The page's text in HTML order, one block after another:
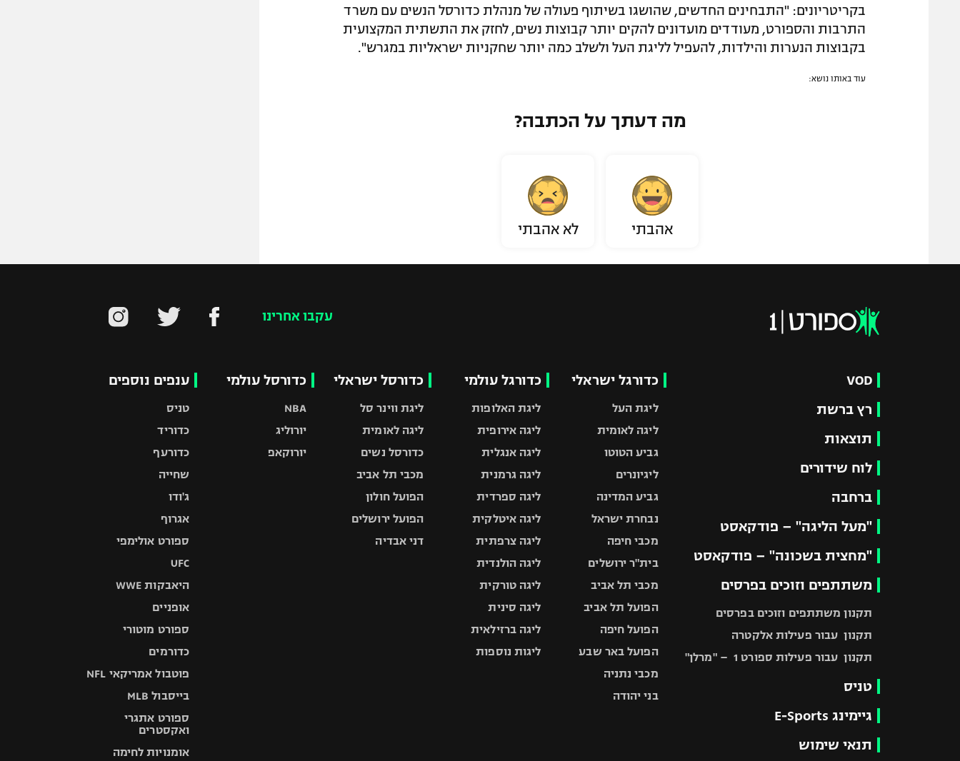
בקריטריונים: "התבחינים החדשים, שהושגו בשיתוף פעולה של מנהלת כדורסל הנשים עם משרד
התרבות והספורט, מעודדים מועדונים להקים יותר קבוצות נשים, לחזק את התשתית המקצועית
בקבוצות הנערות והילדות, להעפיל לליגת העל ולשלב כמה יותר שחקניות ישראליות במגרש".
עוד באותו נושא:
מה דעתך על הכתבה?
אהבתי לא אהבתי
עקבו אחרינו
VOD
רץ ברשת
תוצאות
לוח שידורים
ברחבה
"מעל הליגה" – פודקאסט
"מחצית בשכונה" – פודקאסט
משתתפים וזוכים בפרסים
תקנון משתתפים וזוכים בפרסים
תקנון עבור פעילות אלקטרה
תקנון עבור פעילות ספורט 1 – "מרלן"
טניס
גיימינג E-Sports
תנאי שימוש
כדורגל ישראלי
ליגת העל
ליגה לאומית
גביע הטוטו
ליגיונרים
גביע המדינה
נבחרת ישראל
מכבי חיפה
בית"ר ירושלים
מכבי תל אביב
הפועל תל אביב
הפועל חיפה
הפועל באר שבע
מכבי נתניה
בני יהודה
כדורגל עולמי
ליגת האלופות
ליגה אירופית
ליגה אנגלית
ליגה גרמנית
ליגה ספרדית
ליגה איטלקית
ליגה צרפתית
ליגה הולנדית
ליגה טורקית
ליגה סינית
ליגה ברזילאית
ליגות נוספות
כדורסל ישראלי
ליגת ווינר סל
ליגה לאומית
כדורסל נשים
מכבי תל אביב
הפועל חולון
הפועל ירושלים
דני אבדיה
כדורסל עולמי
NBA
יורוליג
יורוקאפ
ענפים נוספים
טניס
כדוריד
כדורעף
שחייה
ג'ודו
אגרוף
ספורט אולימפי
UFC
היאבקות WWE
אופניים
ספורט מוטורי
כדורמים
פוטבול אמריקאי NFL
בייסבול MLB
ספורט אתגרי
ואקסטרים
אומנויות לחימה